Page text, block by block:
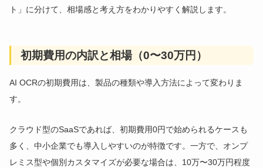
ト」に分けて、相場感と考え方をわかりやすく解説します。
初期費用の内訳と相場（0〜30万円）
AI OCRの初期費用は、製品の種類や導入方法によって変わりま
す。
クラウド型のSaaSであれば、初期費用0円で始められるケースも
多く、中小企業でも導入しやすいのが特徴です。一方で、オンプ
レミス型や個別カスタマイズが必要な場合は、10万〜30万円程度